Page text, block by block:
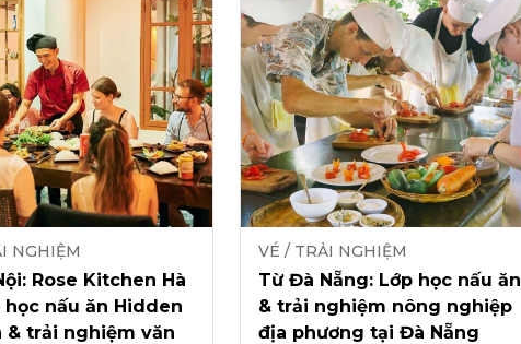
NGHIỆM
Rose Kitchen Hà
học nấu ăn Hidden
& trải nghiệm văn
VÉ / TRẢI NGHIỆM
Từ Đà Nẵng: Lớp học nấu ăn
& trải nghiệm nông nghiệp
địa phương tại Đà Nẵng